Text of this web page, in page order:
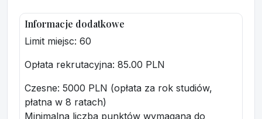
Informacje dodatkowe
Limit miejsc: 60
Opłata rekrutacyjna: 85.00 PLN
Czesne: 5000 PLN (opłata za rok studiów,
płatna w 8 ratach)
Minimalna liczba punktów wymagana do